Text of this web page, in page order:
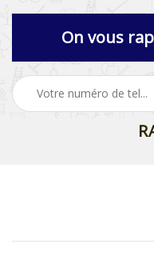
On vous